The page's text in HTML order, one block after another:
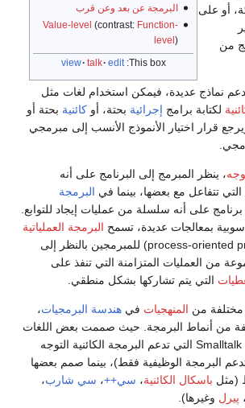
البرمجة عن بعد وعن قرب
Value-level (contrast: Function-
level)
This box:
view talk edit
أو على
من
دعم نماذج عديدة، فيمكن استخدام لغات مثل
لكتابة برامج إجرائية بحتة، أو كائنية بحتة أو
قرار اختيار الأنموذج الأنسب إلى مبرمجي
، ينظر المبرمج إلى البرنامج على أنه
تتفاعل مع بعضها، بينما في البرمجة
برنامج على أنه سلسلة من عمليات إيجاد للتوابع.
بمعالجات عديدة، تسمح البرمجة العملياتية
(process-oriented programming) للمبرمجين بالنظر إلى
من العمليات المتزامنة التي تنفذ على
التي يتم تشاركها بشكل منطقي.
من المنهجيات في هندسة البرمجيات،
من أنماط البرمجة. حيث صممت بعض اللغات
لدعم نمط واحد (مثل Smalltalk التي تدعم البرمجة الكائنية التوجه
البرمجة الوظيفية فقط)، بينما صمم بعضها
(مثل باسكال الكائنية، سي++، سي شارب،
، پيرل وغيرها).